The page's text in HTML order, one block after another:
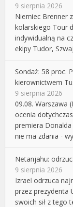
9 sierpnia 2026
Niemiec Brenner
kolarskiego Tour
indywidualną na
ekipy Tudor,
Sondaż: 58 proc.
kierownictwem
9 sierpnia 2026
09.08. Warszawa
ocenia
premiera
nie ma zdania -
Netanjahu:
9 sierpnia 2026
Izrael odrzuca
przez prezydenta
swoich sił z tego